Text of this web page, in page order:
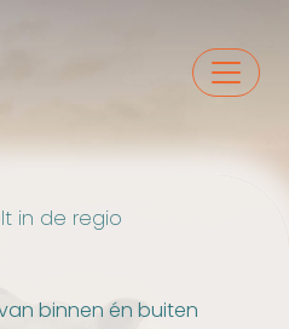
in de regio
binnen én buiten